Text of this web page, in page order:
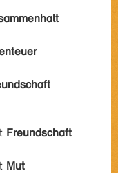
Freundschaft
Mut